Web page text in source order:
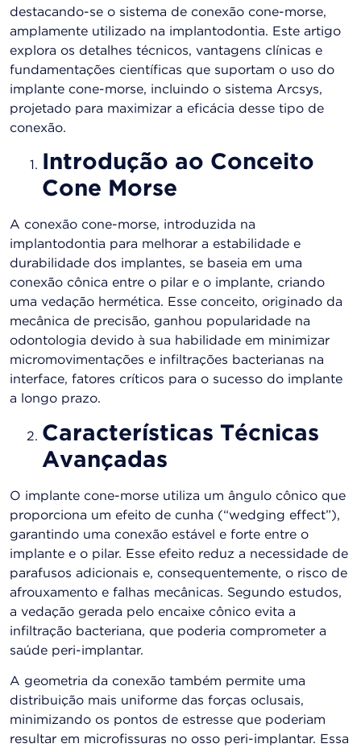
destacando-se o sistema de conexão cone-morse,
amplamente utilizado na implantodontia. Este artigo
explora os detalhes técnicos, vantagens clínicas e
fundamentações científicas que suportam o uso do
implante cone-morse, incluindo o sistema Arcsys,
projetado para maximizar a eficácia desse tipo de
conexão.
Introdução ao Conceito
Cone Morse
A conexão cone-morse, introduzida na
implantodontia para melhorar a estabilidade e
durabilidade dos implantes, se baseia em uma
conexão cônica entre o pilar e o implante, criando
uma vedação hermética. Esse conceito, originado da
mecânica de precisão, ganhou popularidade na
odontologia devido à sua habilidade em minimizar
micromovimentações e infiltrações bacterianas na
interface, fatores críticos para o sucesso do implante
a longo prazo​.
Características Técnicas
Avançadas
O implante cone-morse utiliza um ângulo cônico que
proporciona um efeito de cunha (“wedging effect”),
garantindo uma conexão estável e forte entre o
implante e o pilar. Esse efeito reduz a necessidade de
parafusos adicionais e, consequentemente, o risco de
afrouxamento e falhas mecânicas. Segundo estudos,
a vedação gerada pelo encaixe cônico evita a
infiltração bacteriana, que poderia comprometer a
saúde peri-implantar​.
A geometria da conexão também permite uma
distribuição mais uniforme das forças oclusais,
minimizando os pontos de estresse que poderiam
resultar em microfissuras no osso peri-implantar. Essa